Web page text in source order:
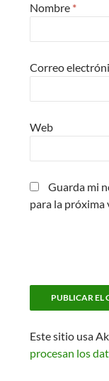
Nombre *
Correo
Web
Guarda mi
para la próxima
Este sitio usa
procesan los